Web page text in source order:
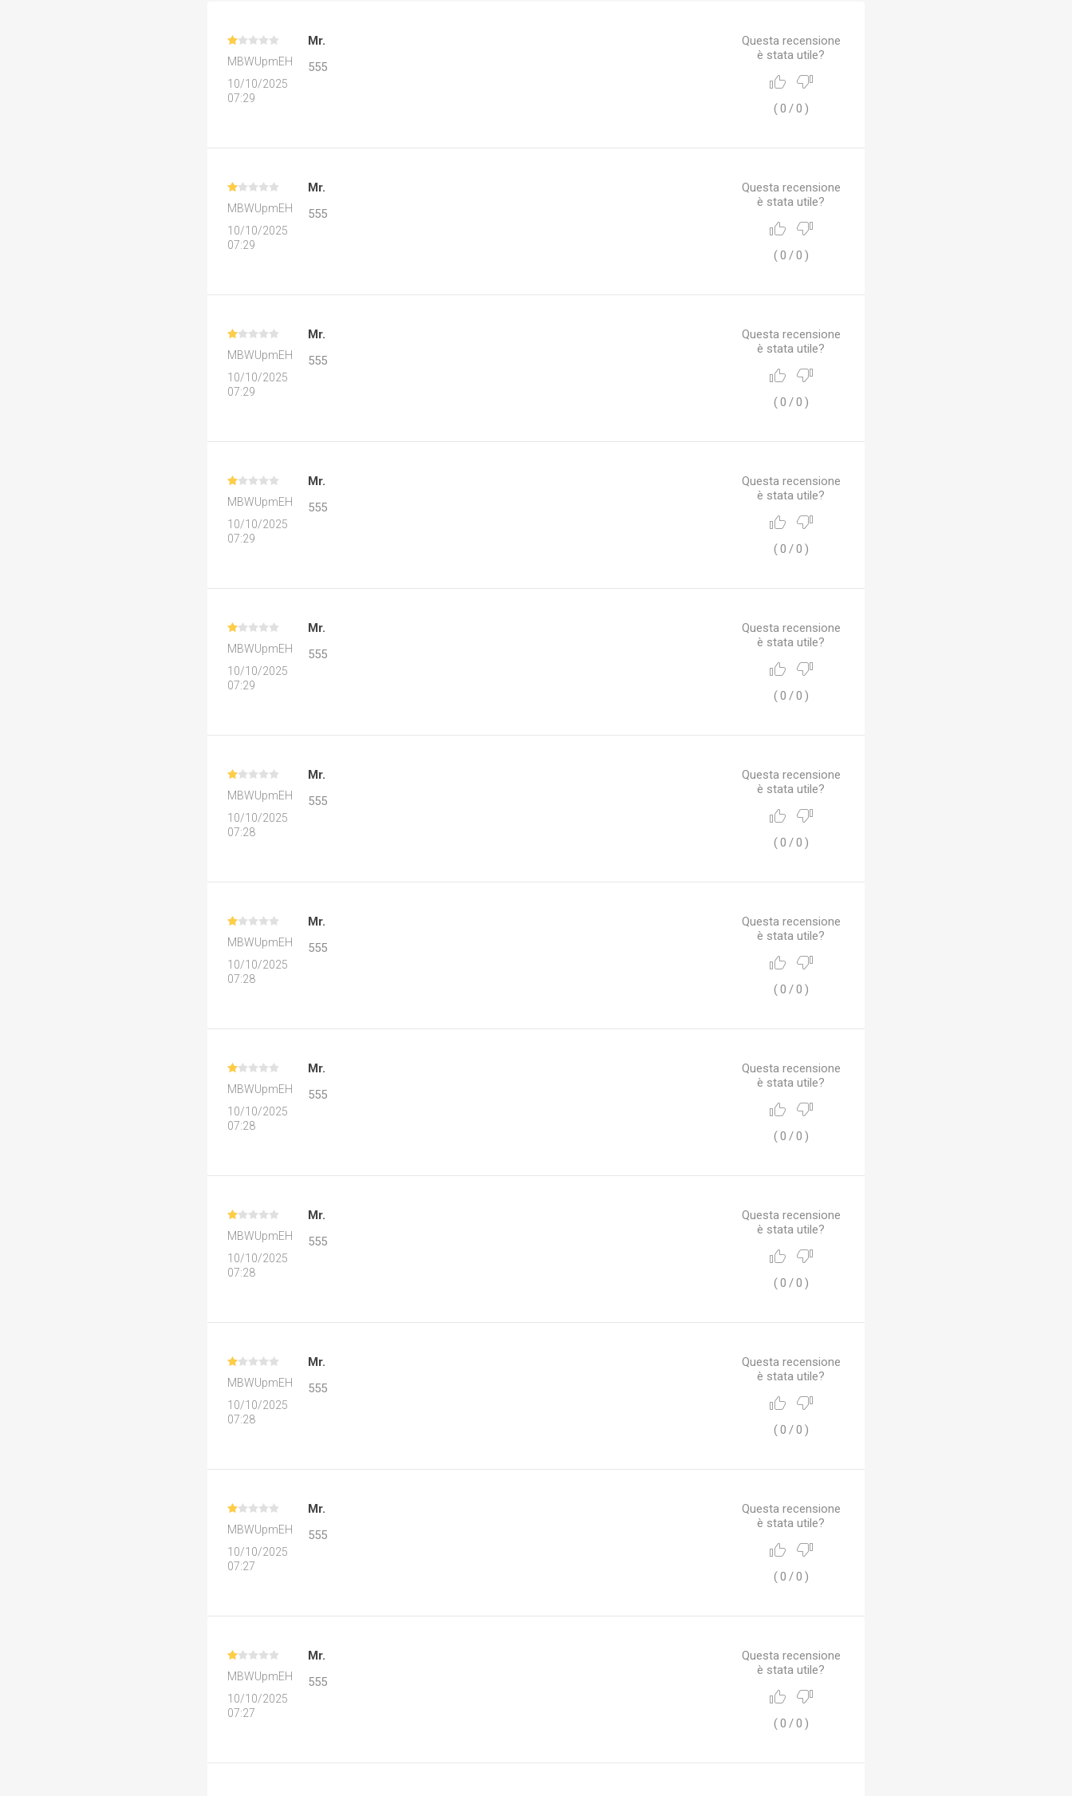
MBWUpmEH
10/10/2025
07:29
Mr.
555
Questa recensione
è stata utile?
(0 /0 )
MBWUpmEH
10/10/2025
07:29
Mr.
555
Questa recensione
è stata utile?
(0 /0 )
MBWUpmEH
10/10/2025
07:29
Mr.
555
Questa recensione
è stata utile?
(0 /0 )
MBWUpmEH
10/10/2025
07:29
Mr.
555
Questa recensione
è stata utile?
(0 /0 )
MBWUpmEH
10/10/2025
07:29
Mr.
555
Questa recensione
è stata utile?
(0 /0 )
MBWUpmEH
10/10/2025
07:28
Mr.
555
Questa recensione
è stata utile?
(0 /0 )
MBWUpmEH
10/10/2025
07:28
Mr.
555
Questa recensione
è stata utile?
(0 /0 )
MBWUpmEH
10/10/2025
07:28
Mr.
555
Questa recensione
è stata utile?
(0 /0 )
MBWUpmEH
10/10/2025
07:28
Mr.
555
Questa recensione
è stata utile?
(0 /0 )
MBWUpmEH
10/10/2025
07:28
Mr.
555
Questa recensione
è stata utile?
(0 /0 )
MBWUpmEH
10/10/2025
07:27
Mr.
555
Questa recensione
è stata utile?
(0 /0 )
MBWUpmEH
10/10/2025
07:27
Mr.
555
Questa recensione
è stata utile?
(0 /0 )